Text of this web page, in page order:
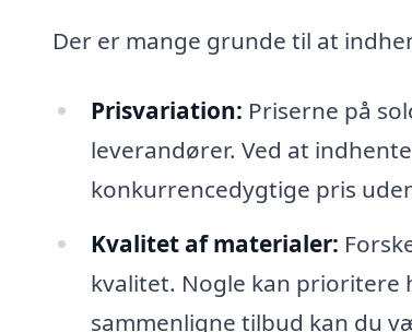
Der er mange grunde til at
Prisvariation: Priserne på
leverandører. Ved at
konkurrencedygtige pris
Kvalitet af materialer:
kvalitet. Nogle kan prioritere
sammenligne tilbud kan du